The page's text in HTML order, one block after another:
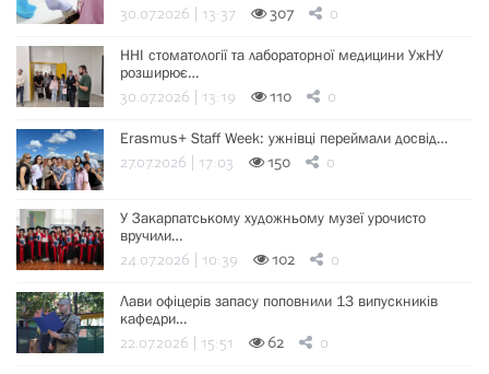
30.07.2026 | 13:37 307 0
ННІ стоматології та лабораторної медицини УжНУ
розширює…
30.07.2026 | 13:19 110 0
Erasmus+ Staff Week: ужнівці переймали досвід…
27.07.2026 | 17:03 150 0
У Закарпатському художньому музеї урочисто
вручили…
24.07.2026 | 10:39 102 0
Лави офіцерів запасу поповнили 13 випускників
кафедри…
22.07.2026 | 15:51 62 0